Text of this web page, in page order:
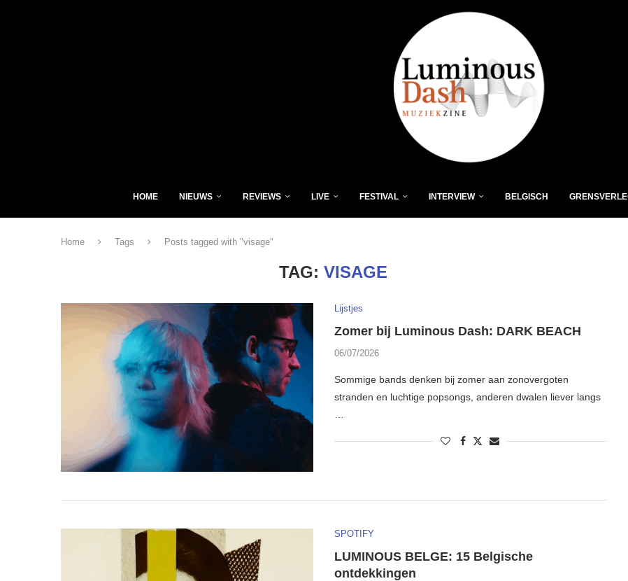
HOME NIEUWS REVIEWS LIVE FESTIVAL INTERVIEW BELGISCH
Home Tags Posts tagged with "visage"
TAG:VISAGE
Lijstjes
Zomer bij Luminous Dash: DARK BEACH
06/07/2026
Sommige bands denken bij zomer aan zonovergoten
stranden en luchtige popsongs, anderen dwalen liever langs
…
SPOTIFY
LUMINOUS BELGE: 15 Belgische
ontdekkingen